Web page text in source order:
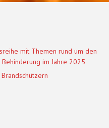
mit Themen rund um den
im Jahre 2025